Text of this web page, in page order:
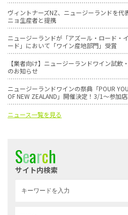
ヴィントナーズNZ、ニュージーランドを代
ニョ生産者と提携
ニュージーランドが「アズール・ロード・
ード」において「ワイン産地部門」受賞
【業者向け】ニュージーランドワイン試飲
のお知らせ
ニュージーランドワインの祭典「POUR
OF NEW ZEALAND」開催決定！3/1〜参加
ニュース一覧を見る
Search
サイト内検索